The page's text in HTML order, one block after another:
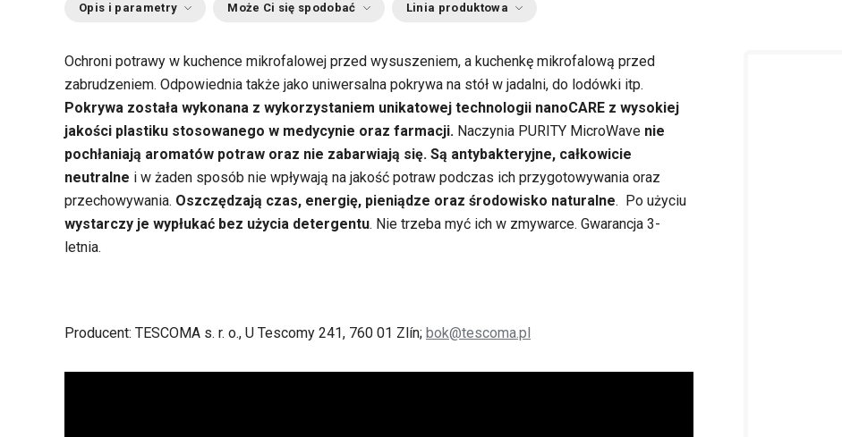
Opis i parametry Może Ci się spodobać Linia produktowa
Ochroni potrawy w kuchence mikrofalowej przed wysuszeniem, a kuchenkę mikrofalową przed
zabrudzeniem. Odpowiednia także jako uniwersalna pokrywa na stół w jadalni, do lodówki itp.
Pokrywa została wykonana z wykorzystaniem unikatowej technologii nanoCARE z wysokiej
jakości plastiku stosowanego w medycynie oraz farmacji. Naczynia PURITY MicroWave nie
pochłaniają aromatów potraw oraz nie zabarwiają się. Są antybakteryjne, całkowicie
neutralne i w żaden sposób nie wpływają na jakość potraw podczas ich przygotowywania oraz
przechowywania. Oszczędzają czas, energię, pieniądze oraz środowisko naturalne. Po użyciu
wystarczy je wypłukać bez użycia detergentu. Nie trzeba myć ich w zmywarce. Gwarancja 3-
letnia.
Producent: TESCOMA s. r. o., U Tescomy 241, 760 01 Zlín; bok@tescoma.pl